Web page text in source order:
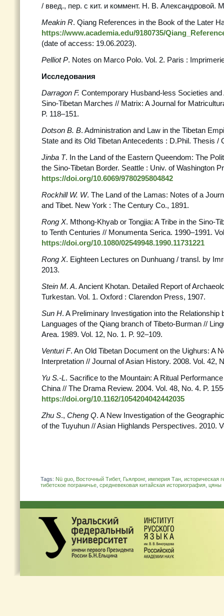
/ введ., пер. с кит. и коммент. Н. В. Александровой.
Meakin R. Qiang References in the Book of the Later
https://www.academia.edu/9180735/
(date of access: 19.06.2023).
Pelliot P. Notes on Marco Polo. Vol. 2. Paris :
Исследования
Darragon F. Contemporary Husband-less Societies
Sino-Tibetan Marches // Matrix: A Journal for
P. 118–151.
Dotson B. B. Administration and Law in the Tibetan
State and its Old Tibetan Antecedents : D.Phil. Thesis /
Jinba T. In the Land of the Eastern Queendom: The
the Sino-Tibetan Border. Seattle : Univ. of Washington
https://doi.org/10.6069/9780295804842
Rockhill W. W. The Land of the Lamas: Notes of a
and Tibet. New York : The Century Co., 1891.
Rong X. Mthong-Khyab or Tongjia: A Tribe in the Sino-
to Tenth Centuries // Monumenta Serica. 1990–1991.
https://doi.org/10.1080/02549948.1990.11731221
Rong X. Eighteen Lectures on Dunhuang / transl. by
2013.
Stein M. A. Ancient Khotan. Detailed Report of
Turkestan. Vol. 1. Oxford : Clarendon Press, 1907.
Sun H. A Preliminary Investigation into the Relationship
Languages of the Qiang branch of Tibeto-Burman //
Area. 1989. Vol. 12, No. 1. P. 92–109.
Venturi F. An Old Tibetan Document on the Uighurs: A
Interpretation // Journal of Asian History. 2008. Vol. 42,
Yu S.-L. Sacrifice to the Mountain: A Ritual
China // The Drama Review. 2004. Vol. 48, No. 4. P.
https://doi.org/10.1162/1054204042442035
Zhu S., Cheng Q. A New Investigation of the
of the Tuyuhun // Asian Highlands Perspectives. 2010.
Tags: Nü guo Восточный Тибет, Гьялронг, империя Тан историческая
тибетское пограничье средневековая китайская историография цяны